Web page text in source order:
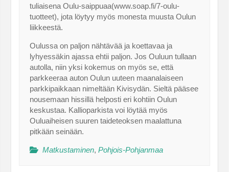
tuliaisena Oulu-saippuaa(www.soap.fi/7-oulu-
tuotteet), jota löytyy myös monesta muusta Oulun
liikkeestä.
Oulussa on paljon nähtävää ja koettavaa ja
lyhyessäkin ajassa ehtii paljon. Jos Ouluun tullaan
autolla, niin yksi kokemus on myös se, että
parkkeeraa auton Oulun uuteen maanalaiseen
parkkipaikkaan nimeltään Kivisydän. Sieltä pääsee
nousemaan hissillä helposti eri kohtiin Oulun
keskustaa. Kallioparkista voi löytää myös
Ouluaiheisen suuren taideteoksen maalattuna
pitkään seinään.
Matkustaminen,Pohjois-Pohjanmaa